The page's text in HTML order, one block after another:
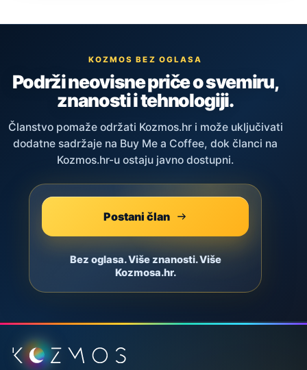
KOZMOS BEZ OGLASA
Podrži neovisne priče o svemiru,
znanosti i tehnologiji.
Članstvo pomaže održati Kozmos.hr i može uključivati
dodatne sadržaje na Buy Me a Coffee, dok članci na
Kozmos.hr-u ostaju javno dostupni.
Postani član
Bez oglasa. Više znanosti. Više
Kozmosa.hr.
Podnožje stranice